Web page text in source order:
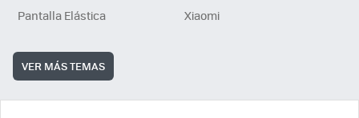
Pantalla Elástica
Xiaomi
VER MÁS TEMAS